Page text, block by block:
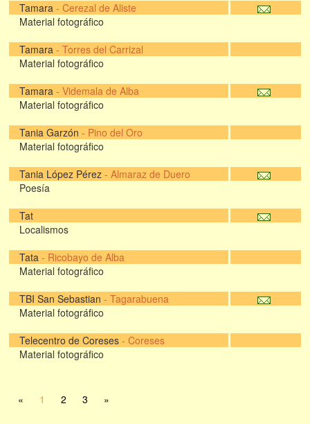
Tamara - Cerezal de Aliste
Material fotográfico
Tamara - Torres del Carrizal
Material fotográfico
Tamara - Videmala de Alba
Material fotográfico
Tania Garzón - Pino del Oro
Material fotográfico
Tania López Pérez - Almaraz de Duero
Poesía
Tat
Localismos
Tata - Ricobayo de Alba
Material fotográfico
TBI San Sebastian - Tagarabuena
Material fotográfico
Telecentro de Coreses - Coreses
Material fotográfico
« 1 2 3 »